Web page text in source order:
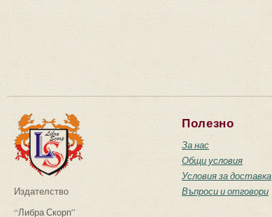
Издателство
“Либра Скорп”
Полезно
За нас
Общи условия
Условия за доставка
Въпроси и отговори